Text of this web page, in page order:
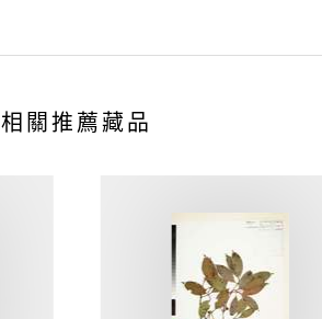
相關推薦藏品